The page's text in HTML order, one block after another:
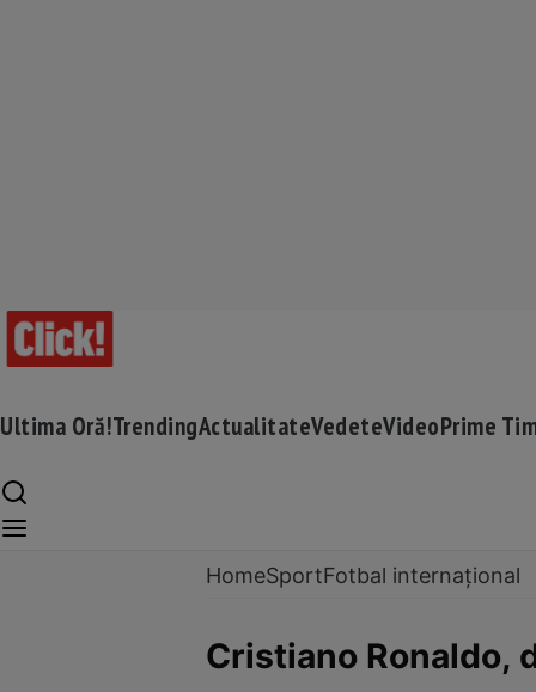
Ultima Oră!TrendingActualitateVedeteVideoPrime
HomeSportFotbal internațional
Cristiano Ronaldo,